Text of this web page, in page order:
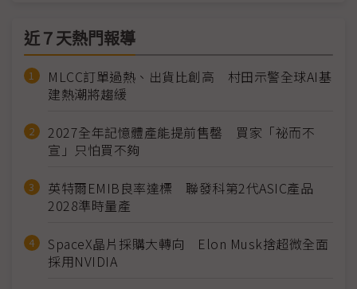
近７天熱門報導
MLCC訂單過熱、出貨比創高 村田示警全球AI基
建熱潮將趨緩
2027全年記憶體產能提前售罄 買家「祕而不
宣」只怕買不夠
英特爾EMIB良率達標 聯發科第2代ASIC產品
2028準時量產
SpaceX晶片採購大轉向 Elon Musk捨超微全面
採用NVIDIA